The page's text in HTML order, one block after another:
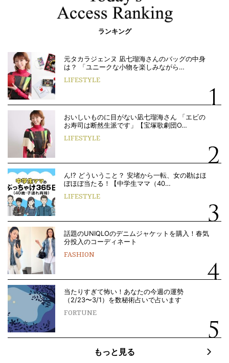
ランキング
元タカラジェンヌ 凪七瑠海さんのバッグの中身
は？ 「ユニークな小物を楽しみながら…
LIFESTYLE
おいしいものに目がない凪七瑠海さん 「エビの
お寿司は断然生派です」【宝塚歌劇団O…
LIFESTYLE
ん!? どういうこと？ 安堵から一転、女の勘はほ
ぼほぼ当たる！【中学生ママ（40…
LIFESTYLE
話題のUNIQLOのデニムジャケットを購入！春気
分投入のコーディネート
FASHION
当たりすぎて怖い！あなたの今週の運勢
（2/23〜3/1）を数秘術占いで占います
FORTUNE
もっと見る